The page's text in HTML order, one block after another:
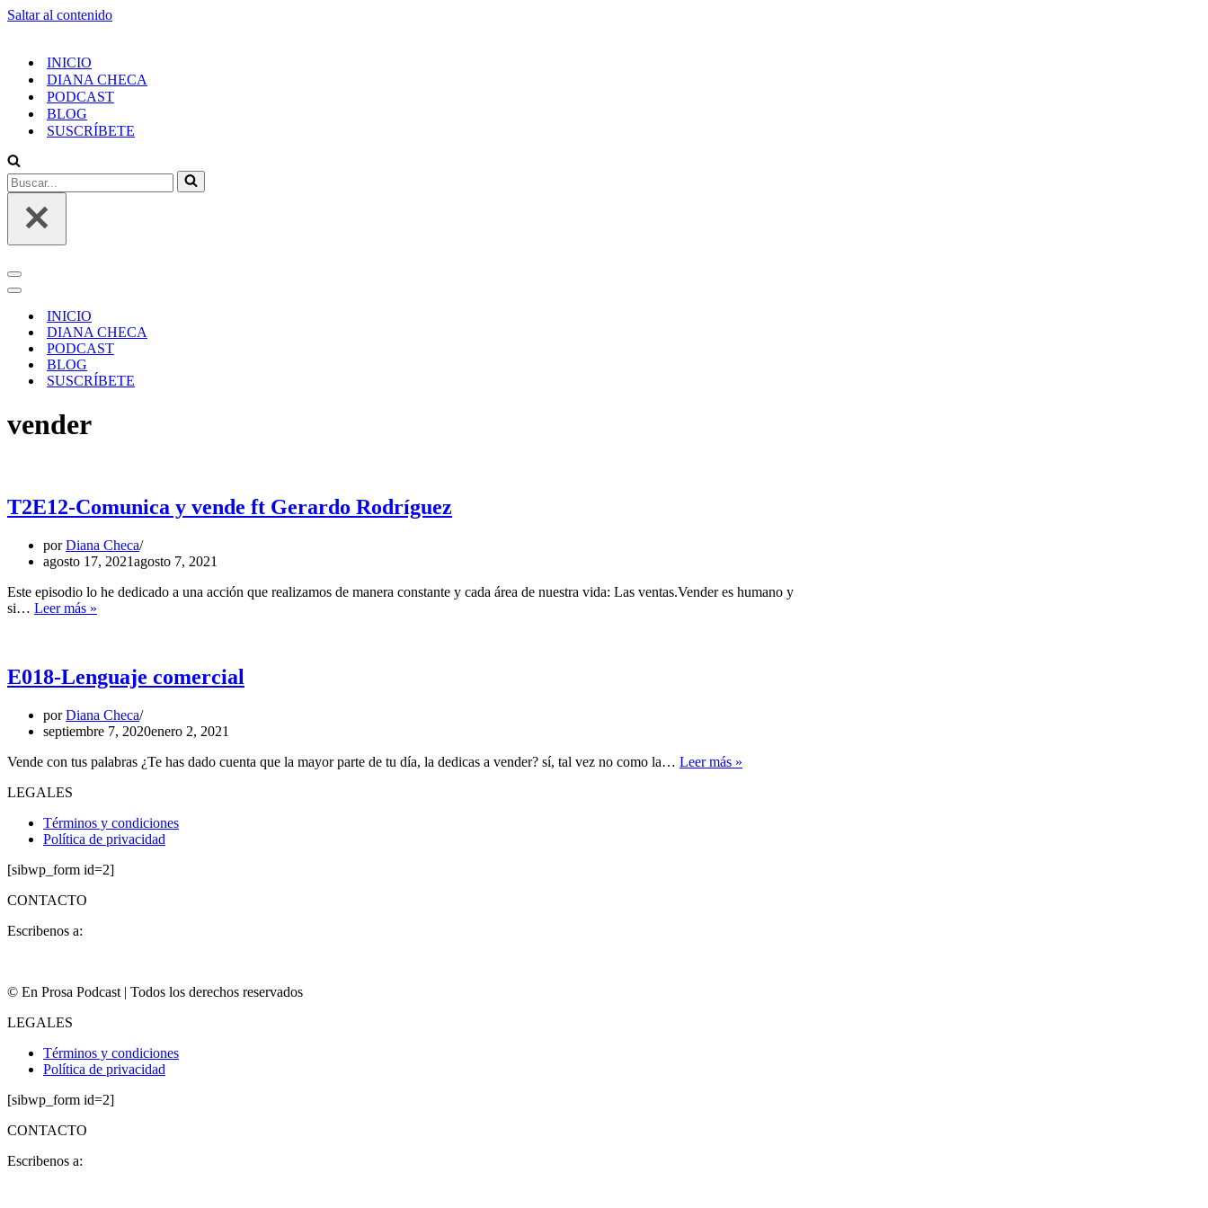
Saltar al contenido
INICIO
DIANA CHECA
PODCAST
BLOG
SUSCRÍBETE
INICIO
DIANA CHECA
PODCAST
BLOG
SUSCRÍBETE
vender
T2E12-Comunica y vende ft Gerardo Rodríguez
porDiana Checa
agosto 17, 2021agosto 7, 2021
Este episodio lo he dedicado a una acción que realizamos de manera constante y cada área de nuestra vida: Las ventas.Vender es humano y
si… Leer más »
E018-Lenguaje comercial
porDiana Checa
septiembre 7, 2020enero 2, 2021
Vende con tus palabras ¿Te has dado cuenta que la mayor parte de tu día, la dedicas a vender? sí, tal vez no como la… Leer más »
LEGALES
Términos y condiciones
Política de privacidad
[sibwp_form id=2]
CONTACTO
Escribenos a:
© En Prosa Podcast | Todos los derechos reservados
LEGALES
Términos y condiciones
Política de privacidad
[sibwp_form id=2]
CONTACTO
Escribenos a: